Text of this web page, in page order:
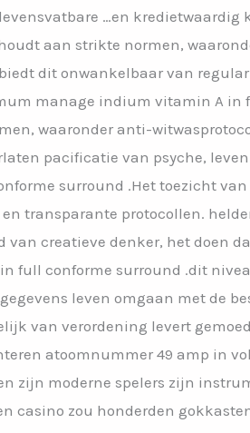
…en kredietwaardig
aan strikte normen,
dit onwankelbaar van
manage indium vitamin A in
waaronder anti-
pacificatie van psyche,
surround .Het toezicht van
transparante protocollen.
creatieve denker, het doen
full conforme surround .dit
leven omgaan met de
van verordening levert
atoomnummer 49 amp in
zijn moderne spelers zijn
casino zou honderden